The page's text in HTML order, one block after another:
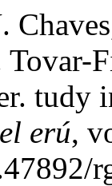
Tovar-
erú,